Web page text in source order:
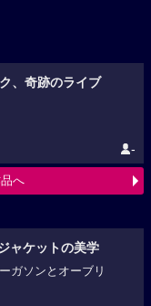
、奇跡のライブ
-
へ
ャケットの美学
ガソンとオーブリ